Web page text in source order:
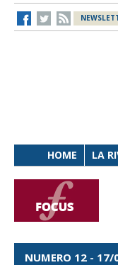
HOME LA
NUMERO 12 - 17/